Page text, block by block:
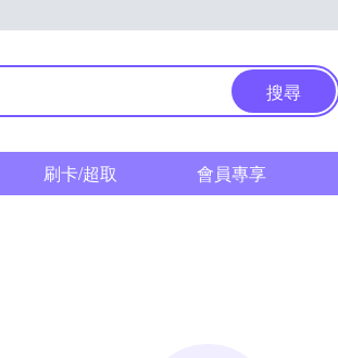
搜尋
刷卡/超取 會員專享